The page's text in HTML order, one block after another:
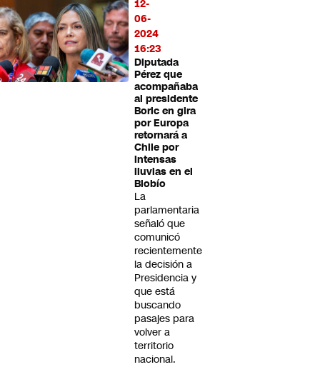
12-
06-
2024
16:23
Diputada
Pérez que
acompañaba
al presidente
Boric en gira
por Europa
retornará a
Chile por
intensas
lluvias en el
Biobío
La
parlamentaria
señaló que
comunicó
recientemente
la decisión a
Presidencia y
que está
buscando
pasajes para
volver a
territorio
nacional.